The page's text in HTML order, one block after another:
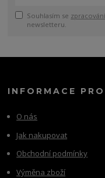
Souhlasím se
newsletteru.
INFORMACE
O nás
Jak nakupovat
Obchodní podmínky
Výměna zboží